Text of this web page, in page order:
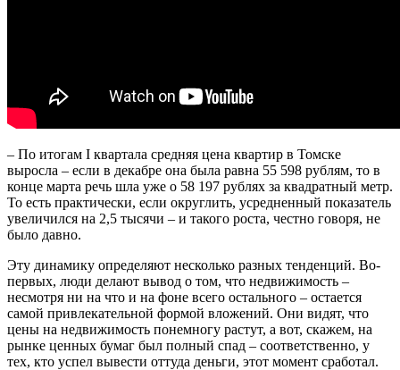
– По итогам I квартала средняя цена квартир в Томске
выросла – если в декабре она была равна 55 598 рублям, то в
конце марта речь шла уже о 58 197 рублях за квадратный метр.
То есть практически, если округлить, усредненный показатель
увеличился на 2,5 тысячи – и такого роста, честно говоря, не
было давно.
Эту динамику определяют несколько разных тенденций. Во-
первых, люди делают вывод о том, что недвижимость –
несмотря ни на что и на фоне всего остального – остается
самой привлекательной формой вложений. Они видят, что
цены на недвижимость понемногу растут, а вот, скажем, на
рынке ценных бумаг был полный спад – соответственно, у
тех, кто успел вывести оттуда деньги, этот момент сработал.